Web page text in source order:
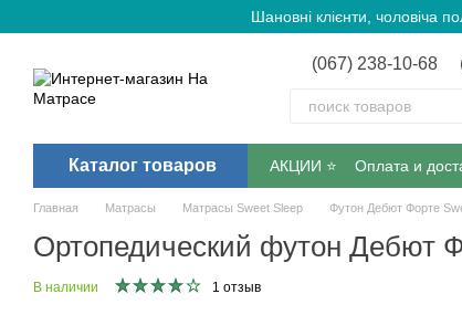
Шановні клієнти, чоловіча
(067) 238-10-68
Каталог товаров АКЦИИ ⭐️ Оплата и
Главная Матрасы Матрасы Sweet Sleep Футон Дебют Форте
Ортопедический футон Дебют
В наличии 1 отзыв